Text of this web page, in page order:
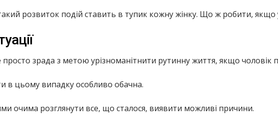
розвиток подій ставить в тупик кожну жінку. Що ж робити, якщо
зрада з метою урізноманітнити рутинну життя, якщо чоловік
в цьому випадку особливо обачна.
очима розглянути все, що сталося, виявити можливі причини.